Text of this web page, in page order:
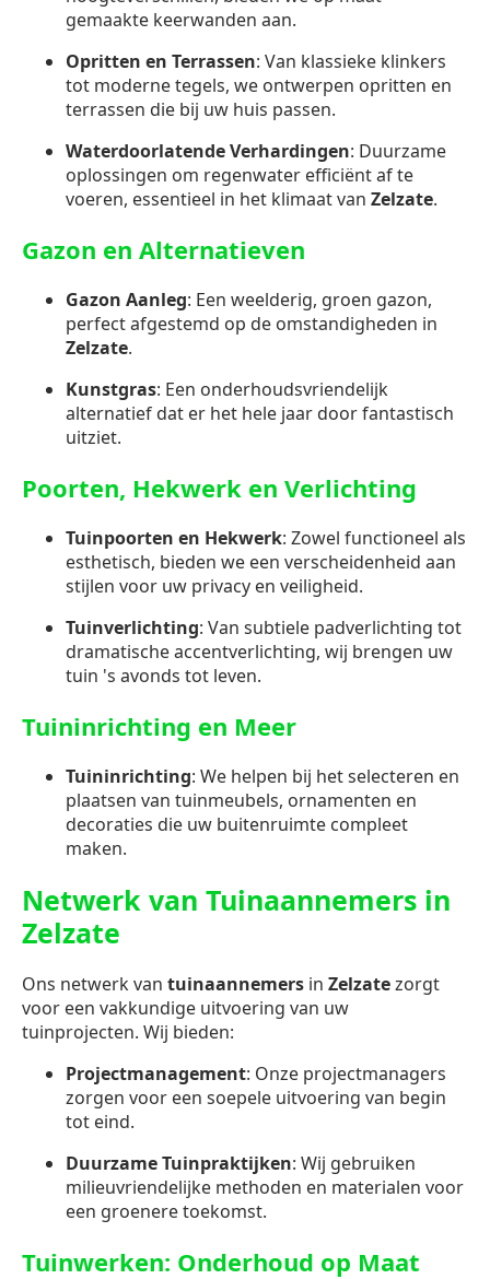
gemaakte keerwanden aan.
Opritten en Terrassen: Van klassieke klinkers
tot moderne tegels, we ontwerpen opritten en
terrassen die bij uw huis passen.
Waterdoorlatende Verhardingen: Duurzame
oplossingen om regenwater efficiënt af te
voeren, essentieel in het klimaat van Zelzate.
Gazon en Alternatieven
Gazon Aanleg: Een weelderig, groen gazon,
perfect afgestemd op de omstandigheden in
Zelzate.
Kunstgras: Een onderhoudsvriendelijk
alternatief dat er het hele jaar door fantastisch
uitziet.
Poorten, Hekwerk en Verlichting
Tuinpoorten en Hekwerk: Zowel functioneel als
esthetisch, bieden we een verscheidenheid aan
stijlen voor uw privacy en veiligheid.
Tuinverlichting: Van subtiele padverlichting tot
dramatische accentverlichting, wij brengen uw
tuin 's avonds tot leven.
Tuininrichting en Meer
Tuininrichting: We helpen bij het selecteren en
plaatsen van tuinmeubels, ornamenten en
decoraties die uw buitenruimte compleet
maken.
Netwerk van Tuinaannemers in
Zelzate
Ons netwerk van tuinaannemers in Zelzatezorgt
voor een vakkundige uitvoering van uw
tuinprojecten. Wij bieden:
Projectmanagement: Onze projectmanagers
zorgen voor een soepele uitvoering van begin
tot eind.
Duurzame Tuinpraktijken: Wij gebruiken
milieuvriendelijke methoden en materialen voor
een groenere toekomst.
Tuinwerken: Onderhoud op Maat